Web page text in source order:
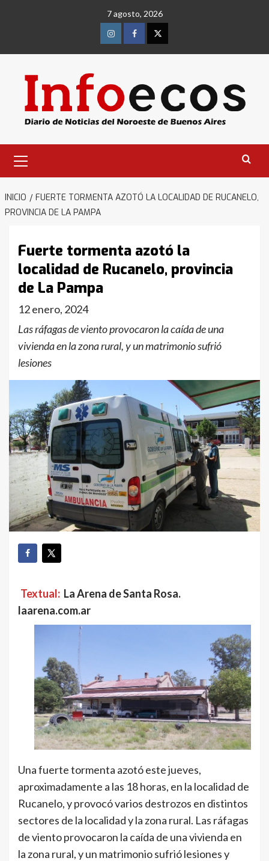
7 agosto, 2026
InstagramFacebookTwitter
primario
INICIO
FUERTE TORMENTA AZOTÓ LA LOCALIDAD DE RUCANELO,
PROVINCIA DE LA PAMPA
Fuerte tormenta azotó la
localidad de Rucanelo, provincia
de La Pampa
12 enero, 2024
Las ráfagas de viento provocaron la caída de una
vivienda en la zona rural, y un matrimonio sufrió
lesiones
Textual: La Arena de Santa Rosa.
laarena.com.ar
Una fuerte tormenta azotó este jueves,
aproximadamente a las 18 horas, en la localidad de
Rucanelo, y provocó varios destrozos en distintos
sectores de la localidad y la zona rural. Las ráfagas
de viento provocaron la caída de una vivienda en
la zona rural, y un matrimonio sufrió lesiones y